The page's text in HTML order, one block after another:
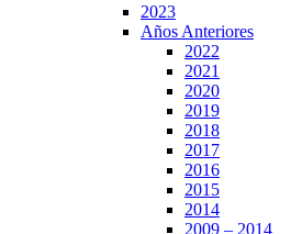
2023
Años Anteriores
2022
2021
2020
2019
2018
2017
2016
2015
2014
2009 – 2014